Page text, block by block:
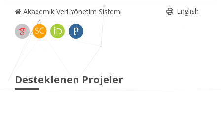
Akademik Veri Yönetim Sistemi English
Desteklenen Projeler